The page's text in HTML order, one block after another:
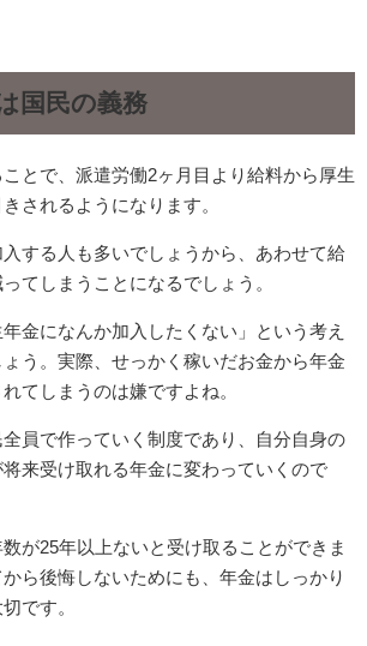
国民の義務
とで、派遣労働2ヶ月目より給料から厚生
されるようになります。
する人も多いでしょうから、あわせて給
てしまうことになるでしょう。
金になんか加入したくない」という考え
う。実際、せっかく稼いだお金から年金
てしまうのは嫌ですよね。
員で作っていく制度であり、自分自身の
来受け取れる年金に変わっていくので
が25年以上ないと受け取ることができま
ら後悔しないためにも、年金はしっかり
です。